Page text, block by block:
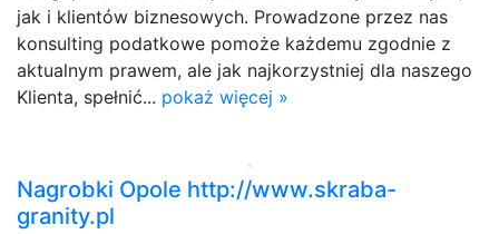
jak i klientów biznesowych. Prowadzone przez nas
konsulting podatkowe pomoże każdemu zgodnie z
aktualnym prawem, ale jak najkorzystniej dla naszego
Klienta, spełnić... pokaż więcej »
Nagrobki Opole http://www.skraba-
granity.pl